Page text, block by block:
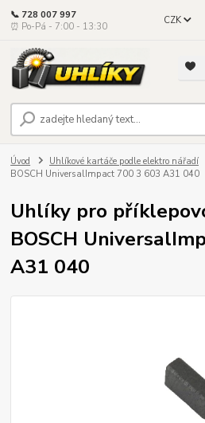
CZK
📞 728 007 997
⏰ Po-Pá - 7:00 - 13:30
Úvod Uhlíkové kartáče podle elektro nářadí
BOSCH UniversalImpact 700 3 603 A31 040
Uhlíky pro
BOSCH
A31 040